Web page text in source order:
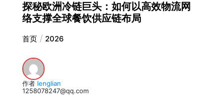
探秘欧洲冷链巨头：如何以高效物流网
络支撑全球餐饮供应链布局
首页 2026
作者 lenglian
1258078247@qq.com